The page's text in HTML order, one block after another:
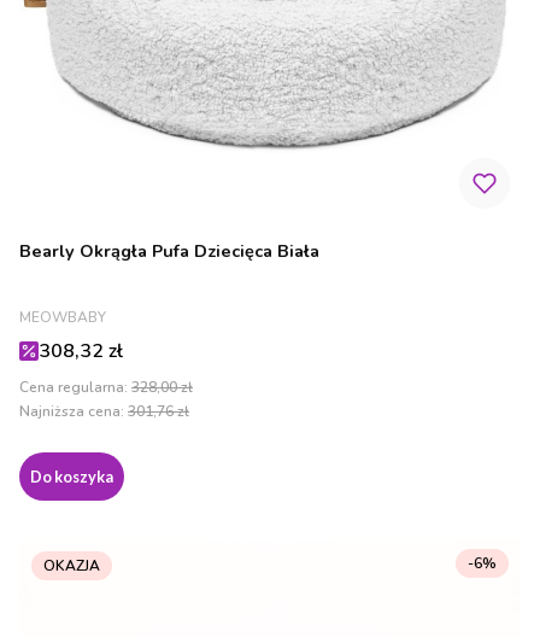
Bearly Okrągła Pufa Dziecięca Biała
PRODUCENT
MEOWBABY
Cena promocyjna
308,32 zł
Cena regularna: 328,00 zł
Najniższa cena: 301,76 zł
Do koszyka
OKAZJA -6%